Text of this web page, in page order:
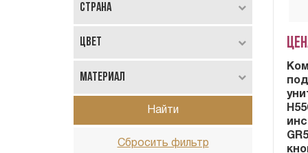
Страна
Цвет
Материал
Найти
Сбросить фильтр